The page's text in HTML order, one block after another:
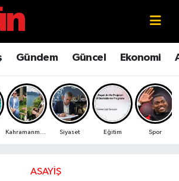
Gündem Güncel Ekonomi
Siyaset Eğitim Spor
ASAYIŞ
Sokak Röportajları
Nöbetçi Eczaneler
Hava Durumu
Namaz Vakitleri
Trafik Yoğunluk Haritası
Durumu ve Fikstür